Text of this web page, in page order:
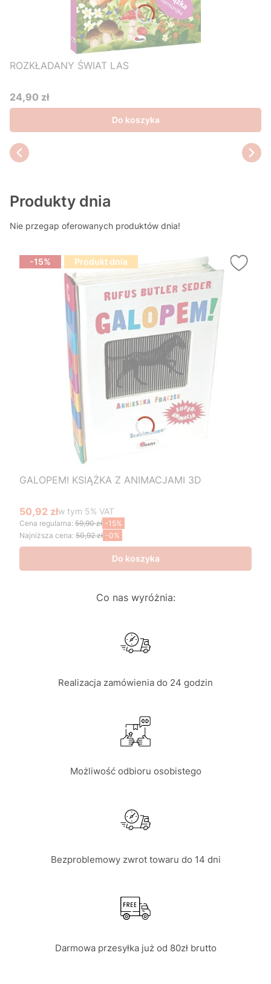
ROZKŁADANY ŚWIAT LAS
Cena
24,90 zł
Do koszyka
Produkty dnia
Nie przegap oferowanych produktów dnia!
-15% Produkt dnia
GALOPEM! KSIĄŻKA Z ANIMACJAMI 3D
Cena promocyjna brutto
50,92 złw tym %s VAT
w tym 5% VAT
Cena regularna: 59,90 zł -15%
Najniższa cena: 50,92 zł -0%
Do koszyka
Co nas wyróżnia:
Realizacja zamówienia do 24 godzin
Możliwość odbioru osobistego
Bezproblemowy zwrot towaru do 14 dni
Darmowa przesyłka już od 80zł brutto